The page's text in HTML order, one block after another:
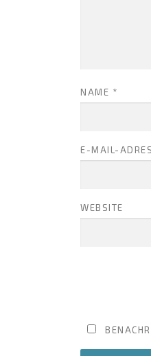
NAME *
E-MAIL-
WEBSITE